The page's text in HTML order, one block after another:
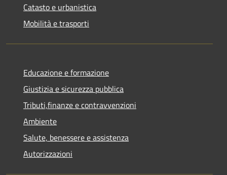
Catasto e urbanistica
Mobilità e trasporti
Educazione e formazione
Giustizia e sicurezza pubblica
Tributi,finanze e contravvenzioni
Ambiente
Salute, benessere e assistenza
Autorizzazioni